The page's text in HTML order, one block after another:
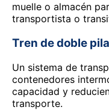
muelle o almacén
transportista o
Tren de doble
Un sistema de
contenedores
capacidad y
transporte.